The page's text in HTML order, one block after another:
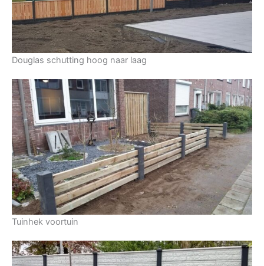
Douglas schutting hoog naar laag
Tuinhek voortuin